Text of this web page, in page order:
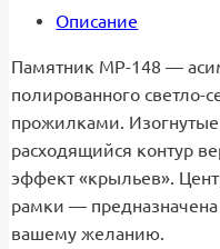
Описание
Памятник МР-148 —
полированного светло-
прожилками.
расходящийся контур
эффект «крыльев».
рамки —
вашему желанию.